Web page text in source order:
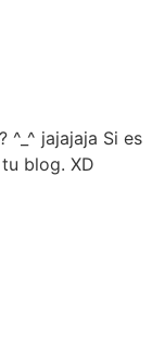
^_^ jajajaja Si es
blog. XD